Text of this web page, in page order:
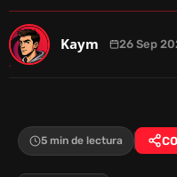
Kaym 26 Sep
5 min de lectura